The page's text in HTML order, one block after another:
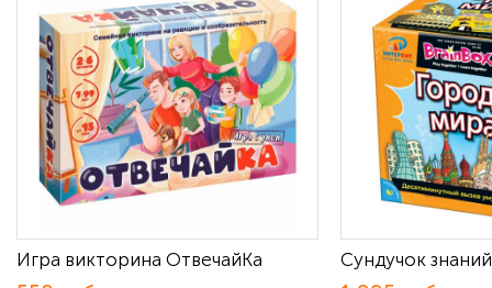
Игра викторина ОтвечайКа Сундучок